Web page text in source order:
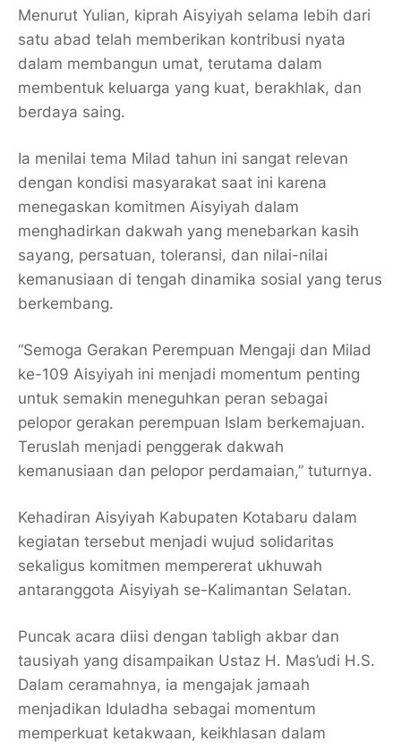
Menurut Yulian, kiprah Aisyiyah selama lebih dari
satu abad telah memberikan kontribusi nyata
dalam membangun umat, terutama dalam
membentuk keluarga yang kuat, berakhlak, dan
berdaya saing.
Ia menilai tema Milad tahun ini sangat relevan
dengan kondisi masyarakat saat ini karena
menegaskan komitmen Aisyiyah dalam
menghadirkan dakwah yang menebarkan kasih
sayang, persatuan, toleransi, dan nilai-nilai
kemanusiaan di tengah dinamika sosial yang terus
berkembang.
“Semoga Gerakan Perempuan Mengaji dan Milad
ke-109 Aisyiyah ini menjadi momentum penting
untuk semakin meneguhkan peran sebagai
pelopor gerakan perempuan Islam berkemajuan.
Teruslah menjadi penggerak dakwah
kemanusiaan dan pelopor perdamaian,” tuturnya.
Kehadiran Aisyiyah Kabupaten Kotabaru dalam
kegiatan tersebut menjadi wujud solidaritas
sekaligus komitmen mempererat ukhuwah
antaranggota Aisyiyah se-Kalimantan Selatan.
Puncak acara diisi dengan tabligh akbar dan
tausiyah yang disampaikan Ustaz H. Mas’udi H.S.
Dalam ceramahnya, ia mengajak jamaah
menjadikan Iduladha sebagai momentum
memperkuat ketakwaan, keikhlasan dalam